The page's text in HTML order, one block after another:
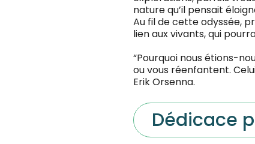
nature qu’il pensait
Au fil de cette odyssée,
lien aux vivants, qui
“Pourquoi nous étions-
ou vous réenfantent.
Erik Orsenna.
Dédicace